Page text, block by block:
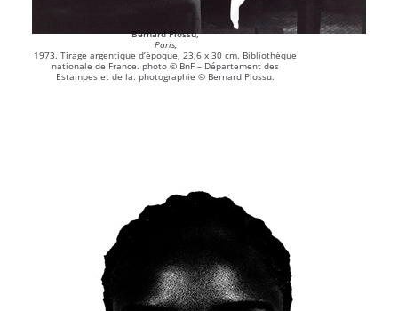
Bernard Plossu,
Paris,
1973. Tirage argentique d’époque, 23,6 x 30 cm. Bibliothèque
nationale de France. photo © BnF – Département des
Estampes et de la. photographie © Bernard Plossu.